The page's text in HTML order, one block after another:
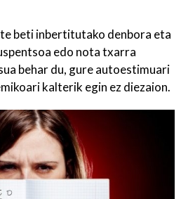
beti inbertitutako denbora eta
edo nota txarra
behar du, gure autoestimuari
kalterik egin ez diezaion.